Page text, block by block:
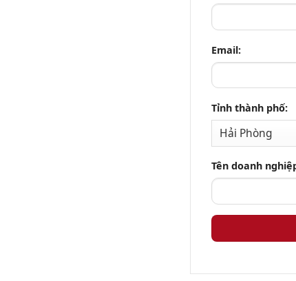
Email:
Tỉnh thành phố:
Tên doanh